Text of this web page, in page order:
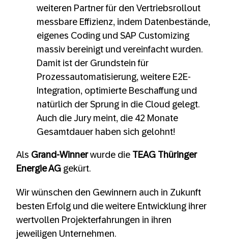
weiteren Partner für den Vertriebsrollout
messbare Effizienz, indem Datenbestände,
eigenes Coding und SAP Customizing
massiv bereinigt und vereinfacht wurden.
Damit ist der Grundstein für
Prozessautomatisierung, weitere E2E-
Integration, optimierte Beschaffung und
natürlich der Sprung in die Cloud gelegt.
Auch die Jury meint, die 42 Monate
Gesamtdauer haben sich gelohnt!
Als Grand-Winnerwurde die TEAG Thüringer
Energie AG gekürt.
Wir wünschen den Gewinnern auch in Zukunft
besten Erfolg und die weitere Entwicklung ihrer
wertvollen Projekterfahrungen in ihren
jeweiligen Unternehmen.